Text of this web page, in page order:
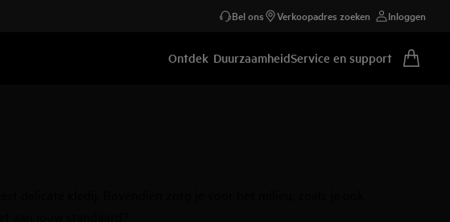
Bel ons Verkoopadres zoeken Inloggen
Ontdek DuurzaamheidService en support